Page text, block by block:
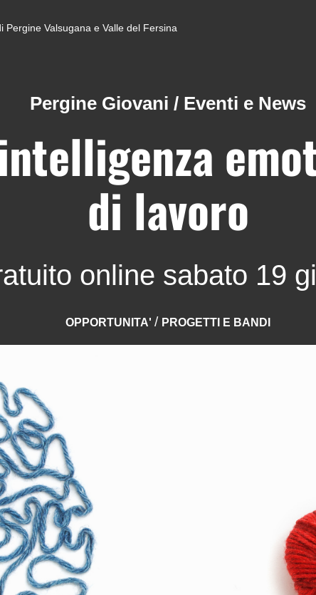
Pergine Valsugana e Valle del Fersina
Pergine Giovani / Eventi e News
di lavoro
online sabato 19
OPPORTUNITA' / PROGETTI E BANDI